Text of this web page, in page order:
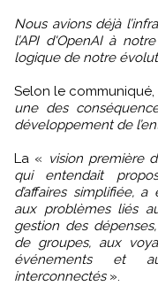
Nous avions déjà
l’API d'OpenAI à
logique de notre
Selon le communiqué,
une des
développement de
La « vision première
qui entendait
d’affaires simplifiée,
aux problèmes liés
gestion des
de groupes, aux
événements et
interconnectés».